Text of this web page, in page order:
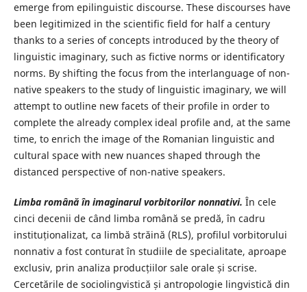
emerge from epilinguistic discourse. These discourses have
been legitimized in the scientific field for half a century
thanks to a series of concepts introduced by the theory of
linguistic imaginary, such as fictive norms or identificatory
norms. By shifting the focus from the interlanguage of non-
native speakers to the study of linguistic imaginary, we will
attempt to outline new facets of their profile in order to
complete the already complex ideal profile and, at the same
time, to enrich the image of the Romanian linguistic and
cultural space with new nuances shaped through the
distanced perspective of non-native speakers.
Limba română în imaginarul vorbitorilor nonnativi. În cele
cinci decenii de când limba română se predă, în cadru
instituționalizat, ca limbă străină (RLS), profilul vorbitorului
nonnativ a fost conturat în studiile de specialitate, aproape
exclusiv, prin analiza producțiilor sale orale și scrise.
Cercetările de sociolingvistică și antropologie lingvistică din